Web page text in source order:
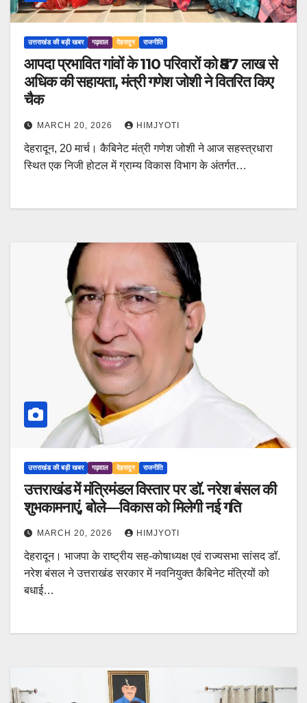
उत्तराखंड की बड़ी खबर गढ़वाल देहरादून राजनीति
आपदा प्रभावित गांवों के 110 परिवारों को ₹87 लाख से
अधिक की सहायता, मंत्री गणेश जोशी ने वितरित किए
चैक
MARCH 20, 2026 HIMJYOTI
देहरादून, 20 मार्च। कैबिनेट मंत्री गणेश जोशी ने आज सहस्त्रधारा
स्थित एक निजी होटल में ग्राम्य विकास विभाग के अंतर्गत…
उत्तराखंड की बड़ी खबर गढ़वाल देहरादून राजनीति
उत्तराखंड में मंत्रिमंडल विस्तार पर डॉ. नरेश बंसल की
शुभकामनाएं, बोले—विकास को मिलेगी नई गति
MARCH 20, 2026 HIMJYOTI
देहरादून। भाजपा के राष्ट्रीय सह-कोषाध्यक्ष एवं राज्यसभा सांसद डॉ.
नरेश बंसल ने उत्तराखंड सरकार में नवनियुक्त कैबिनेट मंत्रियों को
बधाई…